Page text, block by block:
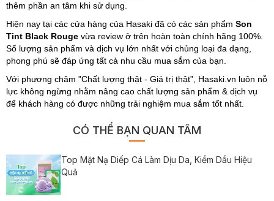
thêm phần an tâm khi sử dụng.
Hiện nay tại các cửa hàng của Hasaki đã có các sản phẩm Son
Tint Black Rouge vừa review ở trên hoàn toàn chính hãng 100%.
Số lượng sản phẩm và dịch vụ lớn nhất với chủng loại đa dạng,
phong phú sẽ đáp ứng tất cả nhu cầu mua sắm của bạn.
Với phương châm "Chất lượng thật - Giá trị thật”, Hasaki.vn luôn nỗ
lực không ngừng nhằm nâng cao chất lượng sản phẩm & dịch vụ
để khách hàng có được những trải nghiệm mua sắm tốt nhất.
CÓ THỂ BẠN QUAN TÂM
Top Mặt Nạ Diếp Cá Làm Dịu Da, Kiềm Dầu Hiệu
Quả